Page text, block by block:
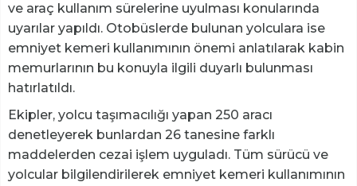
ve araç kullanım sürelerine uyulması konularında
uyarılar yapıldı. Otobüslerde bulunan yolculara ise
emniyet kemeri kullanımının önemi anlatılarak kabin
memurlarının bu konuyla ilgili duyarlı bulunması
hatırlatıldı.
Ekipler, yolcu taşımacılığı yapan 250 aracı
denetleyerek bunlardan 26 tanesine farklı
maddelerden cezai işlem uyguladı. Tüm sürücü ve
yolcular bilgilendirilerek emniyet kemeri kullanımının